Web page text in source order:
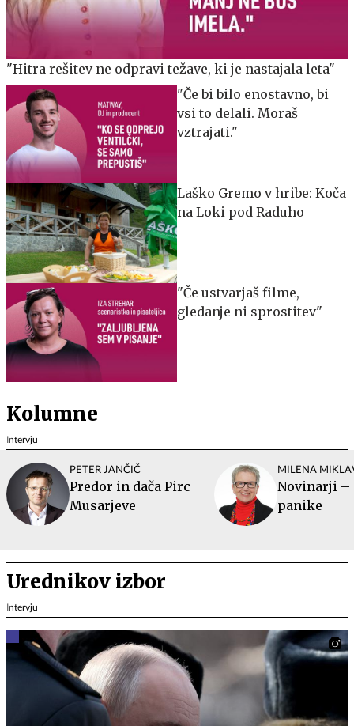
"Hitra rešitev ne odpravi težave, ki je nastajala leta"
"Če bi bilo enostavno, bi
vsi to delali. Moraš
vztrajati."
Laško Gremo v hribe: Koča
na Loki pod Raduho
"Če ustvarjaš filme,
gledanje ni sprostitev"
Kolumne
Intervju
PETER JANČIČ
Predor in dača Pirc
Musarjeve
MILENA
Novinarji
panike
Urednikov izbor
Intervju